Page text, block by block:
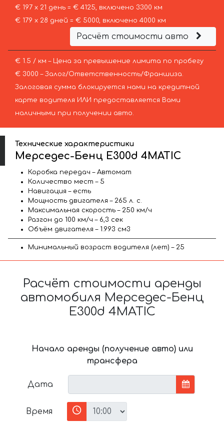
€ 197 х 21 день = € 4125, включено 3300 км
€ 179 х 28 дней = € 5000, включено 4000 км
Расчёт стоимости авто
€ 1.5 / км – Цена за превышение лимита по пробегу
€ 3000 – Залог/Ответственность/Франшиза.
Залоговая сумма блокируется нами на кредитной
карте водителя ИЛИ предоставляется Вами
наличными при получении авто.
Технические характеристики
Мерседес-Бенц E300d 4MATIC
Коробка передач – Автомат
Количество мест – 5
Навигация – есть
Мощность двигателя – 265 л. с.
Максимальная скорость – 250 км/ч
Разгон до 100 км/ч – 6,3 сек
Объём двигателя – 1.993 см3
Минимальный возраст водителя (лет) – 25
Расчёт стоимости аренды
автомобиля Мерседес-Бенц
E300d 4MATIC
Начало аренды (получение авто) или
трансфера
Дата
Время